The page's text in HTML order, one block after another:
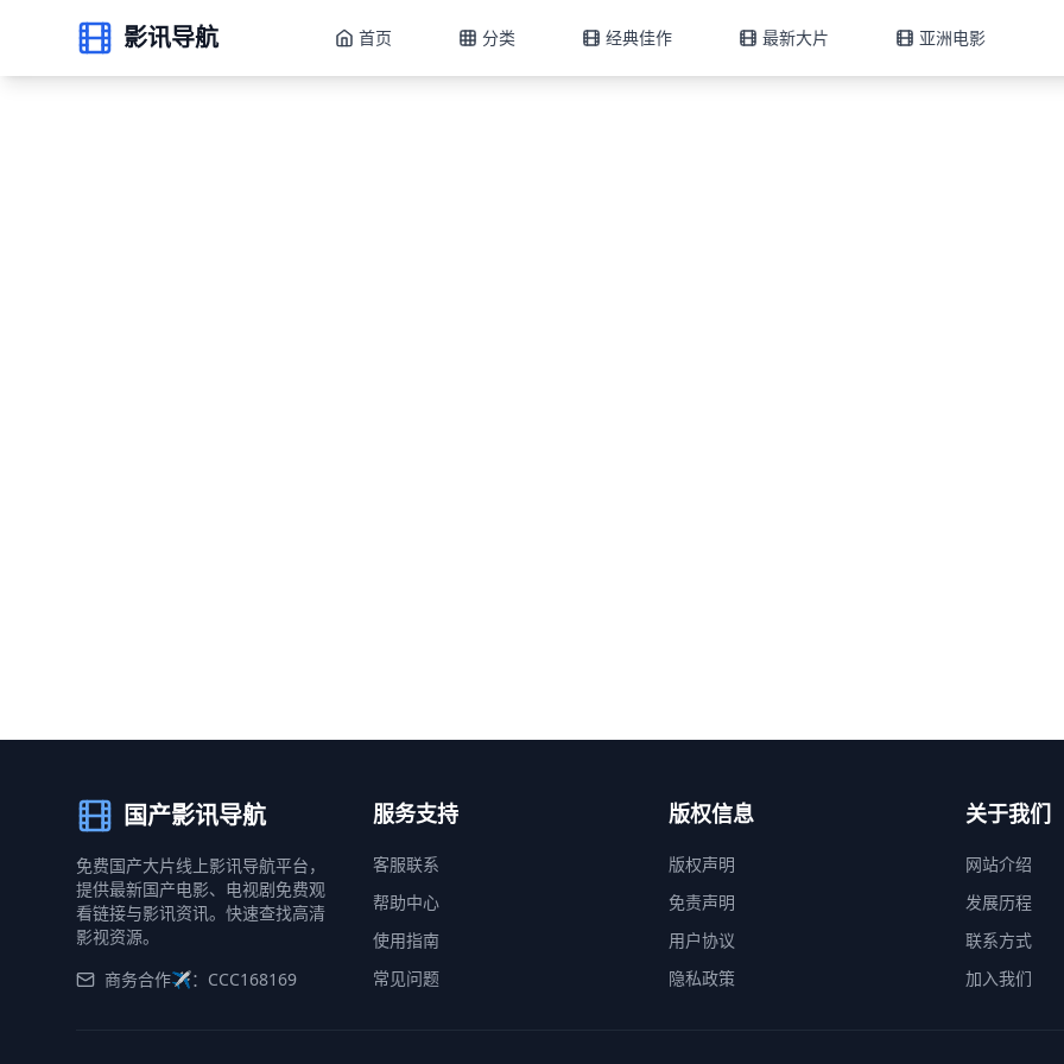
影讯导航 首页 分类 经典佳作 最新大片 亚洲电影
国产影讯导航
免费国产大片线上影讯导航平台，
提供最新国产电影、电视剧免费观
看链接与影讯资讯。快速查找高清
影视资源。
商务合作✈️：CCC168169
服务支持
客服联系
帮助中心
使用指南
常见问题
版权信息
版权声明
免责声明
用户协议
隐私政策
关于我们
网站介绍
发展历程
联系方式
加入我们